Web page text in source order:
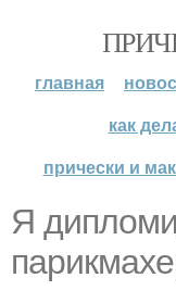
главная
как
прически и
Я